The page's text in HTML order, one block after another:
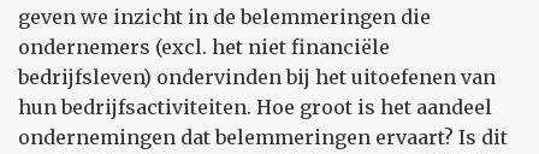
geven we inzicht in de belemmeringen die
ondernemers (excl. het niet financiële
bedrijfsleven) ondervinden bij het uitoefenen van
hun bedrijfsactiviteiten. Hoe groot is het aandeel
ondernemingen dat belemmeringen ervaart? Is dit